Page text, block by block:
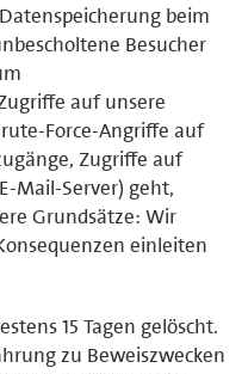
beim
Besucher
auf unsere
Force-Angriffe auf
Zugriffe auf
Mail-Server) geht,
Grundsätze: Wir
einleiten
15 Tagen gelöscht.
zu Beweiszwecken